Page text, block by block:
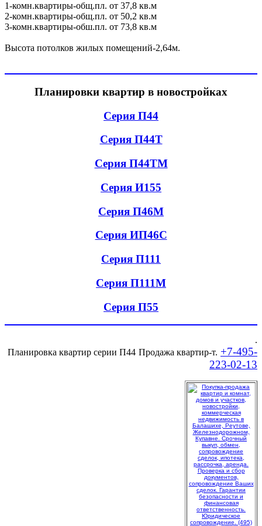
1-комн.квартиры-общ.пл. от 37,8 кв.м
2-комн.квартиры-общ.пл. от 50,2 кв.м
3-комн.квартиры-обш.пл. от 73,8 кв.м
Высота потолков жилых помещений-2,64м.
Планировки квартир в новостройках
Серия П44
Серия П44Т
Серия П44ТМ
Серия И155
Серия П46М
Серия ИП46С
Серия П111
Серия П111М
Серия П55
.
Планировка квартир серии П44 Продажа квартир-т. +7-495-
223-02-13